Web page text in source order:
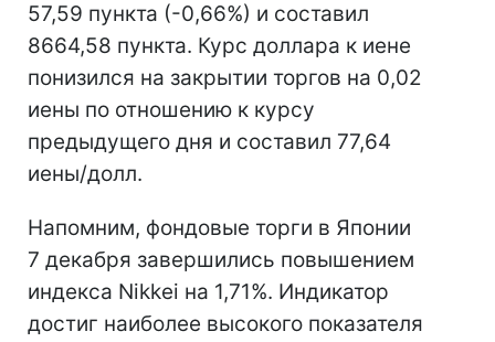
57,59 пункта (-0,66%) и составил
8664,58 пункта. Курс доллара к иене
понизился на закрытии торгов на 0,02
иены по отношению к курсу
предыдущего дня и составил 77,64
иены/долл.
Напомним, фондовые торги в Японии
7 декабря завершились повышением
индекса Nikkei на 1,71%. Индикатор
достиг наиболее высокого показателя